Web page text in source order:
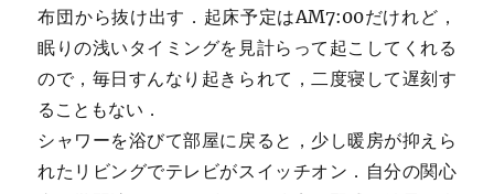
布団から抜け出す．起床予定はAM7:00だけれど，
眠りの浅いタイミングを見計らって起こしてくれる
ので，毎日すんなり起きられて，二度寝して遅刻す
ることもない．
シャワーを浴びて部屋に戻ると，少し暖房が抑えら
れたリビングでテレビがスイッチオン．自分の関心